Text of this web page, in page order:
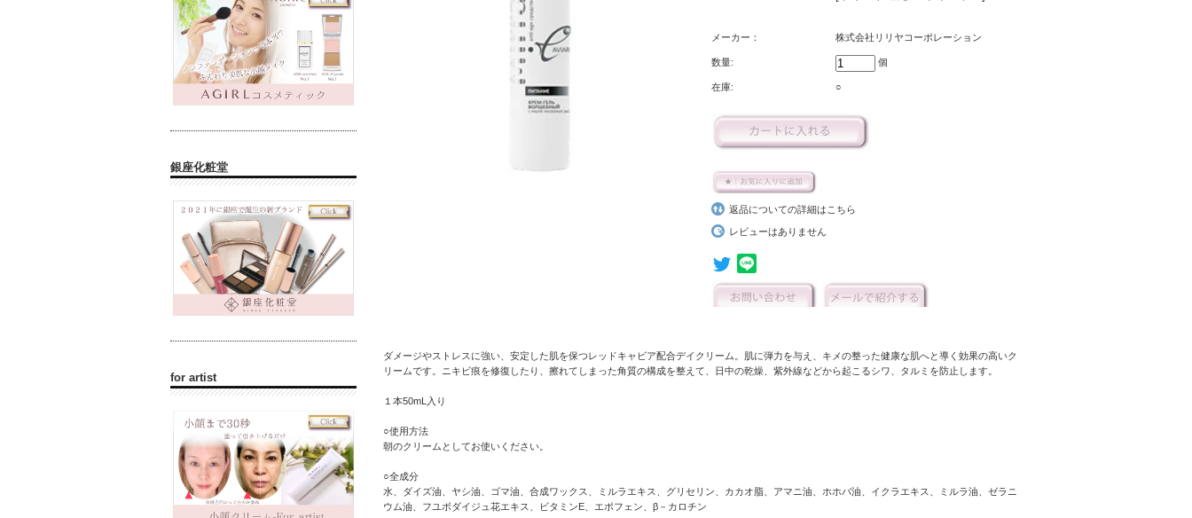
メーカー： 株式会社リリヤコーポレーション
数量: 個
在庫: ○
返品についての詳細はこちら
レビューはありません
ダメージやストレスに強い、安定した肌を保つレッドキャビア配合デイクリーム。肌に弾力を与え、キメの整った健康な肌へと導く効果の高いク
リームです。ニキビ痕を修復したり、擦れてしまった角質の構成を整えて、日中の乾燥、紫外線などから起こるシワ、タルミを防止します。
１本50mL入り
○使用方法
朝のクリームとしてお使いください。
○全成分
水、ダイズ油、ヤシ油、ゴマ油、合成ワックス、ミルラエキス、グリセリン、カカオ脂、アマニ油、ホホバ油、イクラエキス、ミルラ油、ゼラニ
ウム油、フユボダイジュ花エキス、ビタミンE、エポフェン、β－カロチン
銀座化粧堂
for artist